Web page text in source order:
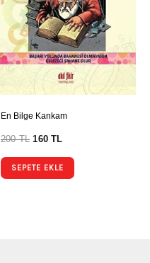
En Bilge Kankam
200TL 160TL
SEPETE EKLE